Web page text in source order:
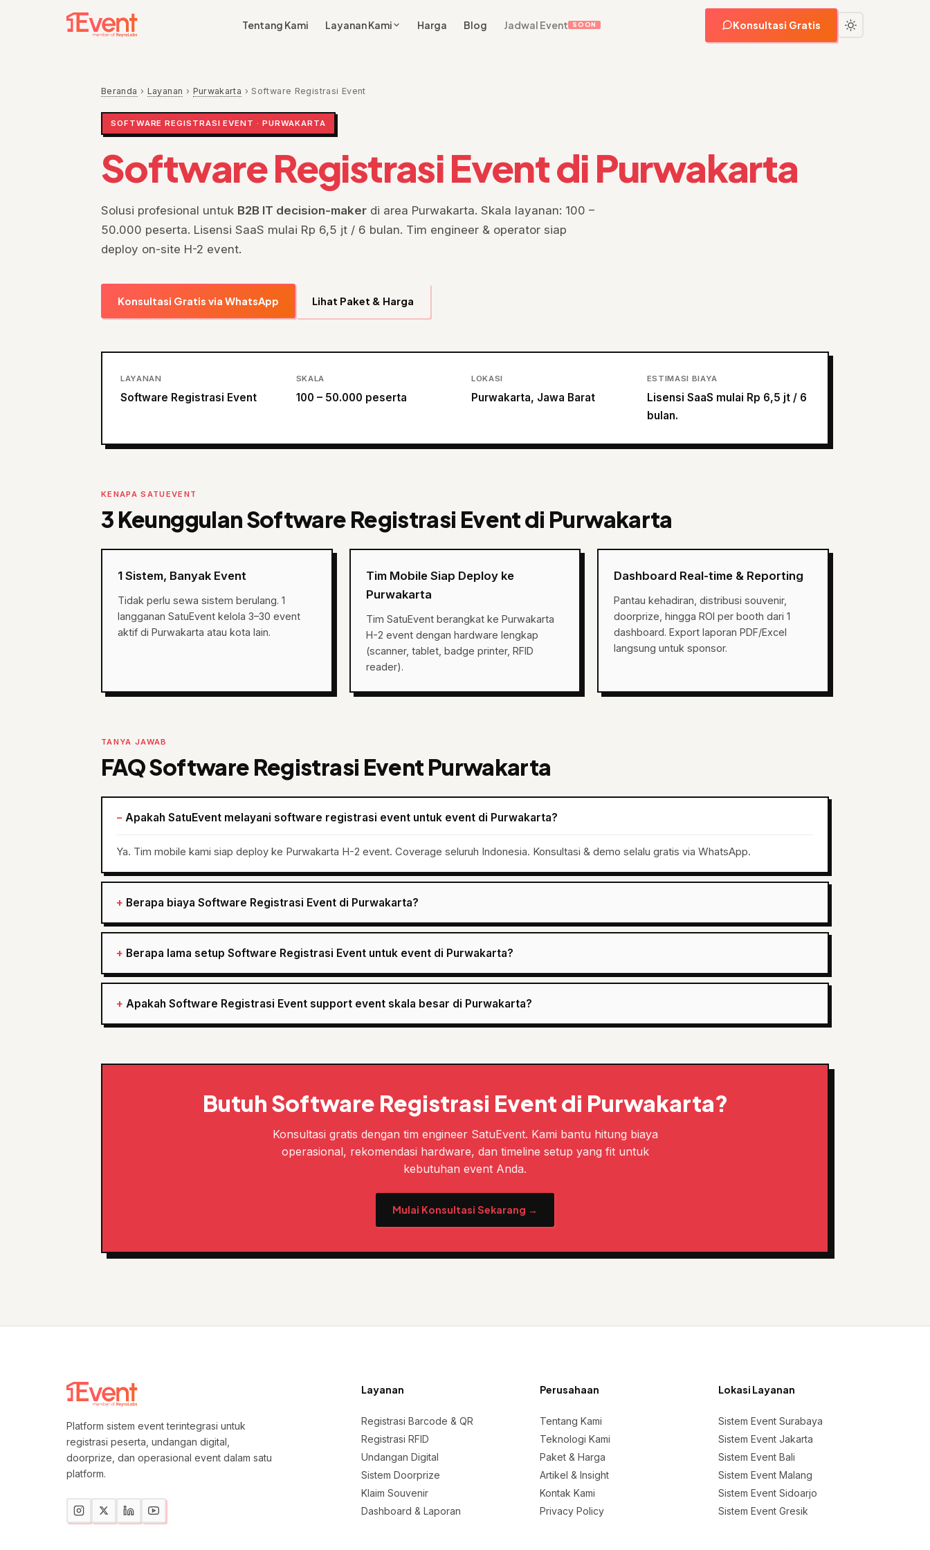
Tentang Kami Layanan Kami Harga Blog Jadwal Event SOON Konsultasi Gratis
Beranda › Layanan › Purwakarta › Software Registrasi Event
SOFTWARE REGISTRASI EVENT · PURWAKARTA
Software Registrasi Event di Purwakarta
Solusi profesional untuk B2B IT decision-maker di area Purwakarta. Skala layanan: 100 –
50.000 peserta. Lisensi SaaS mulai Rp 6,5 jt / 6 bulan. Tim engineer & operator siap
deploy on-site H-2 event.
Konsultasi Gratis via WhatsApp Lihat Paket & Harga
LAYANAN
Software Registrasi Event
SKALA
100 – 50.000 peserta
LOKASI
Purwakarta, Jawa Barat
ESTIMASI BIAYA
Lisensi SaaS mulai Rp 6,5 jt / 6
bulan.
KENAPA SATUEVENT
3 Keunggulan Software Registrasi Event di Purwakarta
1 Sistem, Banyak Event
Tidak perlu sewa sistem berulang. 1
langganan SatuEvent kelola 3–30 event
aktif di Purwakarta atau kota lain.
Tim Mobile Siap Deploy ke
Purwakarta
Tim SatuEvent berangkat ke Purwakarta
H-2 event dengan hardware lengkap
(scanner, tablet, badge printer, RFID
reader).
Dashboard Real-time & Reporting
Pantau kehadiran, distribusi souvenir,
doorprize, hingga ROI per booth dari 1
dashboard. Export laporan PDF/Excel
langsung untuk sponsor.
TANYA JAWAB
FAQ Software Registrasi Event Purwakarta
Apakah SatuEvent melayani software registrasi event untuk event di Purwakarta?
Ya. Tim mobile kami siap deploy ke Purwakarta H-2 event. Coverage seluruh Indonesia. Konsultasi & demo selalu gratis via WhatsApp.
Berapa biaya Software Registrasi Event di Purwakarta?
Berapa lama setup Software Registrasi Event untuk event di Purwakarta?
Apakah Software Registrasi Event support event skala besar di Purwakarta?
Butuh Software Registrasi Event di Purwakarta?
Konsultasi gratis dengan tim engineer SatuEvent. Kami bantu hitung biaya
operasional, rekomendasi hardware, dan timeline setup yang fit untuk
kebutuhan event Anda.
Mulai Konsultasi Sekarang →
Platform sistem event terintegrasi untuk
registrasi peserta, undangan digital,
doorprize, dan operasional event dalam satu
platform.
Layanan
Registrasi Barcode & QR
Registrasi RFID
Undangan Digital
Sistem Doorprize
Klaim Souvenir
Dashboard & Laporan
Perusahaan
Tentang Kami
Teknologi Kami
Paket & Harga
Artikel & Insight
Kontak Kami
Privacy Policy
Lokasi Layanan
Sistem Event Surabaya
Sistem Event Jakarta
Sistem Event Bali
Sistem Event Malang
Sistem Event Sidoarjo
Sistem Event Gresik